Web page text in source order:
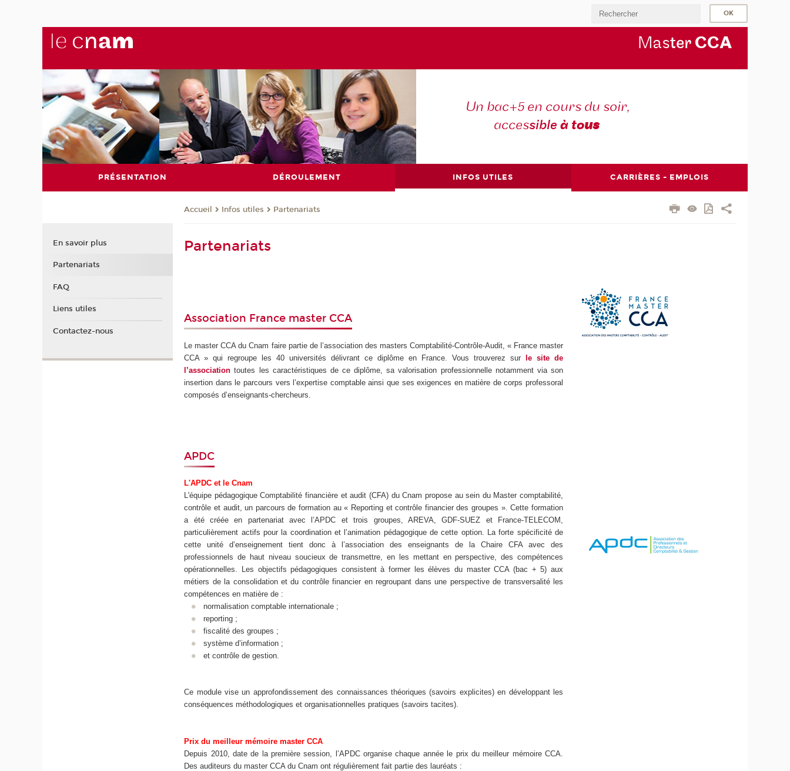
Master CCA
Un bac+5 en cours du soir,
accessible à tous
PRÉSENTATION DÉROULEMENT INFOS UTILES CARRIÈRES - EMPLOIS
Accueil Infos utiles Partenariats
Partenariats
Association France master CCA
Le master CCA du Cnam faire partie de l’association des masters Comptabilité-Contrôle-Audit, « France master
CCA » qui regroupe les 40 universités délivrant ce diplôme en France. Vous trouverez sur
le site de
l’association toutes les caractéristiques de ce diplôme, sa valorisation professionnelle notamment via son
insertion dans le parcours vers l’expertise comptable ainsi que ses exigences en matière de corps professoral
composés d’enseignants-chercheurs.
APDC
L'APDC et le Cnam
L'équipe pédagogique Comptabilité financière et audit (CFA) du Cnam propose au sein du Master comptabilité,
contrôle et audit, un parcours de formation au « Reporting et contrôle financier des groupes ». Cette formation
a été créée en partenariat avec l’APDC et trois groupes, AREVA, GDF-SUEZ et France-TELECOM,
particulièrement actifs pour la coordination et l’animation pédagogique de cette option. La forte spécificité de
cette unité d’enseignement tient donc à l’association des enseignants de la Chaire CFA avec des
professionnels de haut niveau soucieux de transmettre, en les mettant en perspective, des compétences
opérationnelles. Les objectifs pédagogiques consistent à former les élèves du master CCA (bac + 5) aux
métiers de la consolidation et du contrôle financier en regroupant dans une perspective de transversalité les
compétences en matière de :
normalisation comptable internationale ;
reporting ;
fiscalité des groupes ;
système d’information ;
et contrôle de gestion.
Ce module vise un approfondissement des connaissances théoriques (savoirs explicites) en développant les
conséquences méthodologiques et organisationnelles pratiques (savoirs tacites).
Prix du meilleur mémoire master CCA
Depuis 2010, date de la première session, l’APDC organise chaque année le prix du meilleur mémoire CCA.
Des auditeurs du master CCA du Cnam ont régulièrement fait partie des lauréats :
En savoir plus
Partenariats
FAQ
Liens utiles
Contactez-nous